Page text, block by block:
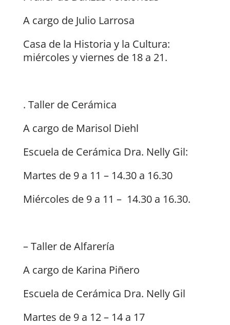
A cargo de Julio Larrosa
Casa de la Historia y la Cultura:
miércoles y viernes de 18 a 21.
. Taller de Cerámica
A cargo de Marisol Diehl
Escuela de Cerámica Dra. Nelly Gil:
Martes de 9 a 11 – 14.30 a 16.30
Miércoles de 9 a 11 – 14.30 a 16.30.
– Taller de Alfarería
A cargo de Karina Piñero
Escuela de Cerámica Dra. Nelly Gil
Martes de 9 a 12 – 14 a 17